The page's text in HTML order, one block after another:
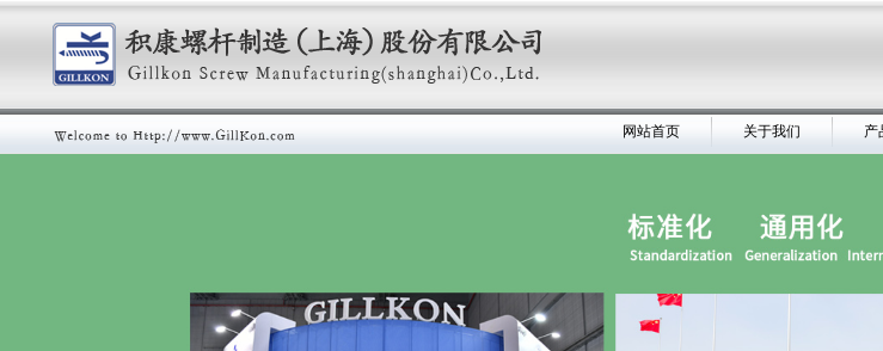
网站首页 关于我们 产